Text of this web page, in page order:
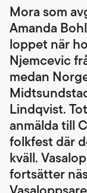
Mora som
Amanda
loppet när
Njemcevic
medan
Lindqvist.
anmälda till
folkfest där
kväll.
fortsätter